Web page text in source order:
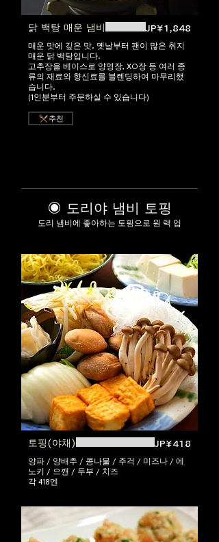
닭 백탕 매운 냄비
매운 맛에 깊은 맛. 옛날부터 팬이 많은 취지
매운 닭 백탕입니다.
고추장을 베이스로 양영장, XO장 등 여러 종
류의 재료와 향신료를 블렌딩하여 마무리했
습니다.
(1인분부터 주문하실 수 있습니다)
JP¥1,848
추천
◉ 도리야 냄비 토핑
도리 냄비에 좋아하는 토핑으로 원 랙 업
토핑(야채)
양파 / 양배추 / 콩나물 / 주걱 / 미즈나 / 에
노키 / 으깬 / 두부 / 치즈
각 418엔
JP¥418